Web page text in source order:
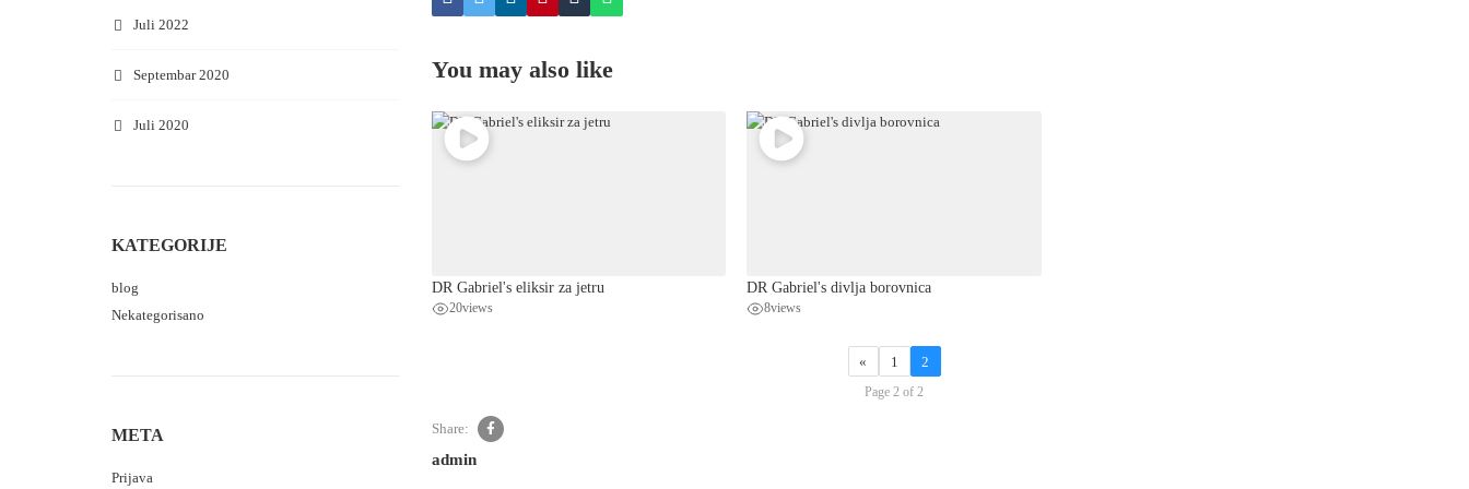
Juli 2022
Septembar 2020
Juli 2020
KATEGORIJE
blog
Nekategorisano
META
Prijava
You may also like
DR Gabriel's eliksir za jetru
20views
DR Gabriel's divlja borovnica
8views
« 1 2
Page 2 of 2
Share:
admin